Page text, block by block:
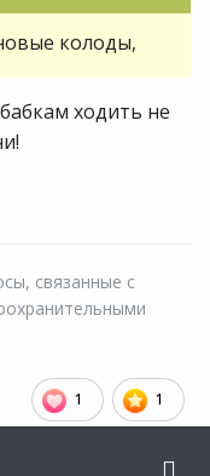
колоды,
ходить не
1 1
связанные с